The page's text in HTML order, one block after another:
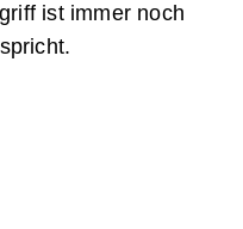
ist immer noch